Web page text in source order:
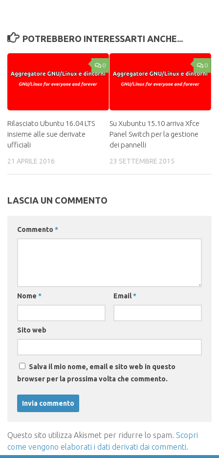
POTREBBERO INTERESSARTI ANCHE...
0
Rilasciato Ubuntu 16.04 LTS
insieme alle sue derivate
ufficiali
21 APRILE 2016
0
Su Xubuntu 15.10 arriva Xfce
Panel Switch per la gestione
dei pannelli
23 SETTEMBRE 2015
LASCIA UN COMMENTO
Commento *
Nome * Email*
Sito web
Salva il mio nome, email e sito web in questo
browser per la prossima volta che commento.
Questo sito utilizza Akismet per ridurre lo spam. Scopri
come vengono elaborati i dati derivati dai commenti.